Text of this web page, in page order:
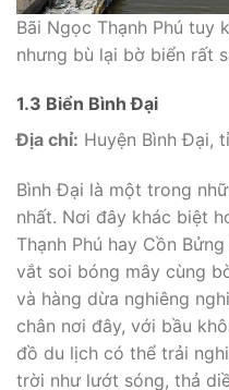
Bãi Ngọc Thạnh Phú tuy
nhưng bù lại bờ biển rất
1.3 Biển Bình Đại
Địa chỉ: Huyện Bình Đại,
Bình Đại là một trong
nhất. Nơi đây khác biệt
Thạnh Phú hay Cồn
vắt soi bóng mây cùng
và hàng dừa nghiêng
chân nơi đây, với bầu
đồ du lịch có thể trải
trời như lướt sóng, thả